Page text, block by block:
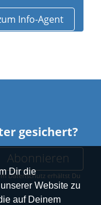
Dir die
Website zu
auf Deinem
Info-Agent
gesichert?
Abonnieren
Datenschutz erhältst Du